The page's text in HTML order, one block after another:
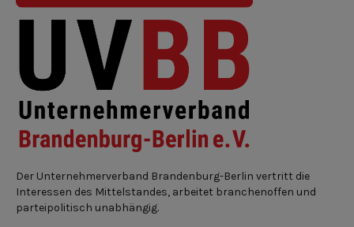
Der Unternehmerverband Brandenburg-Berlin vertritt die
Interessen des Mittelstandes, arbeitet branchenoffen und
parteipolitisch unabhängig.